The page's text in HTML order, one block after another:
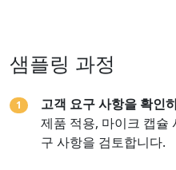
샘플링 과정
1
고객 요구 사항을 확인
제품 적용, 마이크 캡슐
구 사항을 검토합니다.